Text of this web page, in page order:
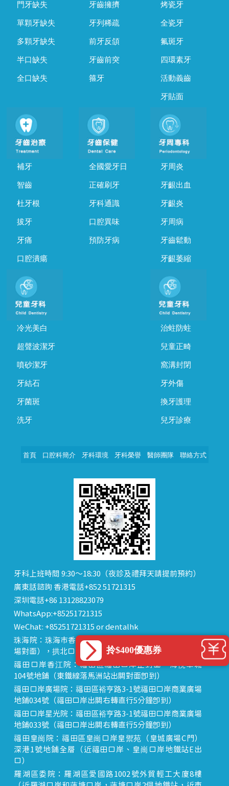
門牙缺失
單顆牙缺失
多顆牙缺失
半口缺失
全口缺失
牙齒擁擠
牙列稀疏
前牙反頜
牙齒前突
箍牙
烤瓷牙
全瓷牙
氟斑牙
四環素牙
活動義齒
牙貼面
補牙
智齒
杜牙根
拔牙
牙痛
口腔潰瘍
全國愛牙日
正確刷牙
牙科通識
口腔異味
預防牙病
牙周炎
牙齦出血
牙齦炎
牙周病
牙齒鬆動
牙齦萎縮
冷光美白
超聲波潔牙
噴砂潔牙
牙結石
牙菌斑
洗牙
治蛀防蛀
兒童正畸
窩溝封閉
牙外傷
換牙護理
兒牙診療
首頁 口腔科簡介 牙科環境 牙科榮譽 醫師團隊 聯絡方式
牙科上班時間 9:30～18:30（夜診及禮拜天請提前預約）
廣東話諮詢 香港電話+852 51721315
深圳電話+86 13128823079
WhatsApp:+85251721315
WeChat: +85251721315 or dentalhk
珠海院：珠海市香洲區 拱北中建商業大廈 15樓（迎賓廣
場對面），拱北口岸步行8分鐘直達
福田口岸香江院：福田區福田口岸正對面，海悅華城
104號地鋪（東鐵線落馬洲站出關對面即到）
福田口岸廣場院：福田區裕亨路3-1號福田口岸商業廣場
地鋪034號（福田口岸出關右轉直行5分鐘即到）
福田口岸星光院：福田區裕亨路3-1號福田口岸商業廣場
地鋪033號（福田口岸出關右轉直行5分鐘即到）
福田皇崗院：福田區皇崗口岸皇禦苑（皇城廣場C門）
深港1號地鋪全層（近福田口岸、皇崗口岸地鐵站E出
口）
羅湖區委院：羅湖區愛國路1002號外貿輕工大廈8樓
拎$400優惠券